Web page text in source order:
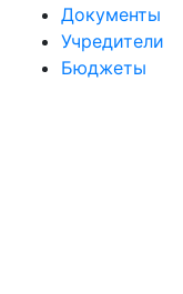
Документы
Учредители
Бюджеты